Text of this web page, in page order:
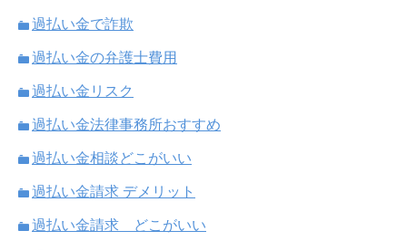
過払い金で詐欺
過払い金の弁護士費用
過払い金リスク
過払い金法律事務所おすすめ
過払い金相談どこがいい
過払い金請求 デメリット
過払い金請求 どこがいい